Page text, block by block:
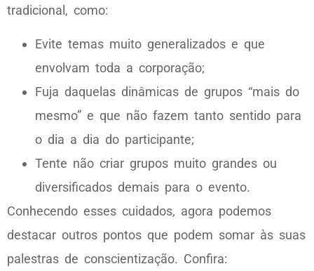
tradicional, como:
Evite temas muito generalizados e que
envolvam toda a corporação;
Fuja daquelas dinâmicas de grupos “mais do
mesmo” e que não fazem tanto sentido para
o dia a dia do participante;
Tente não criar grupos muito grandes ou
diversificados demais para o evento.
Conhecendo esses cuidados, agora podemos
destacar outros pontos que podem somar às suas
palestras de conscientização. Confira: